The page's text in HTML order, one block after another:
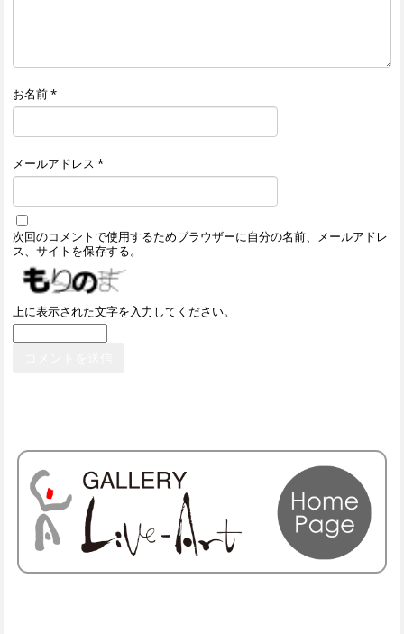
お名前*
メールアドレス *
次回のコメントで使用するためブラウザーに自分の名前、メールアドレ
ス、サイトを保存する。
上に表示された文字を入力してください。